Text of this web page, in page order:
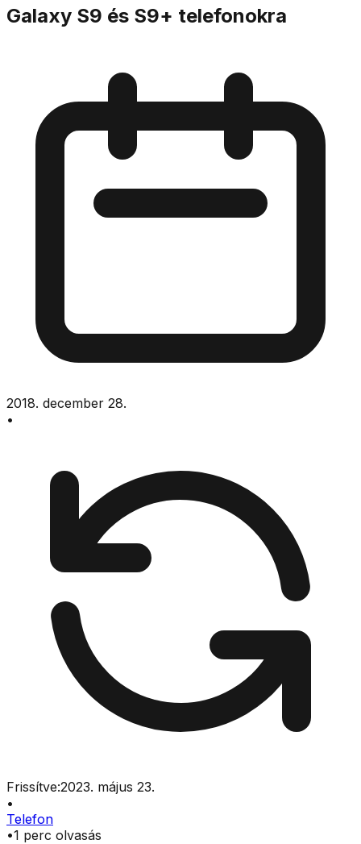
Galaxy S9 és S9+ telefonokra
2018. december 28.
•
Frissítve:2023. május 23.
•
Telefon
•1 perc olvasás